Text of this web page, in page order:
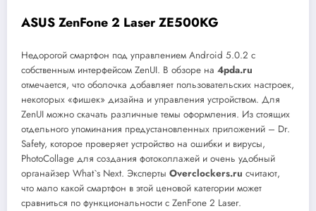
ASUSZenFone 2 LaserZE500KG
Недорогой смартфон под управлением Android 5.0.2 с
собственным интерфейсом ZenUI. В обзоре на 4pda.ru
отмечается, что оболочка добавляет пользовательских настроек,
некоторых «фишек» дизайна и управления устройством. Для
ZenUI можно скачать различные темы оформления. Из стоящих
отдельного упоминания предустановленных приложений – Dr.
Safety, которое проверяет устройство на ошибки и вирусы,
PhotoCollage для создания фотоколлажей и очень удобный
органайзер What`s Next. Эксперты Overclockers.ru считают,
что мало какой смартфон в этой ценовой категории может
сравниться по функциональности с ZenFone 2 Laser.